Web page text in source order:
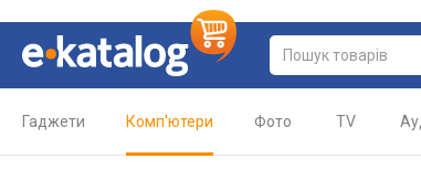
Гаджети Комп'ютери Фото TV